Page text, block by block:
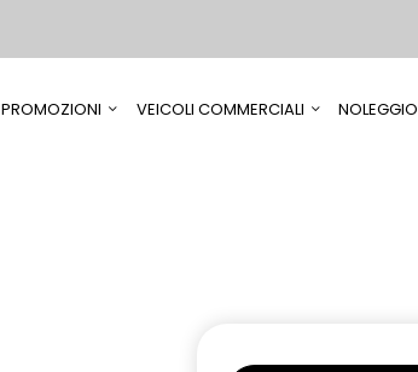
PROMOZIONI VEICOLI COMMERCIALI NOLEGGIO